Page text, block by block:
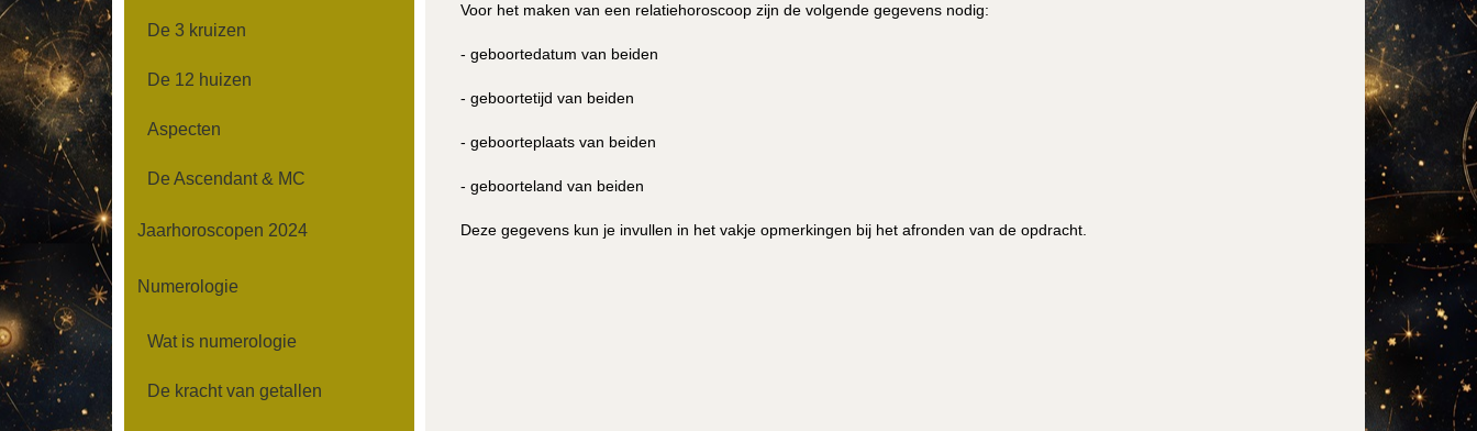
De 3 kruizen
De 12 huizen
Aspecten
De Ascendant & MC
Jaarhoroscopen 2024
Numerologie
Wat is numerologie
De kracht van getallen
Voor het maken van een relatiehoroscoop zijn de volgende gegevens nodig:
- geboortedatum van beiden
- geboortetijd van beiden
- geboorteplaats van beiden
- geboorteland van beiden
Deze gegevens kun je invullen in het vakje opmerkingen bij het afronden van de opdracht.